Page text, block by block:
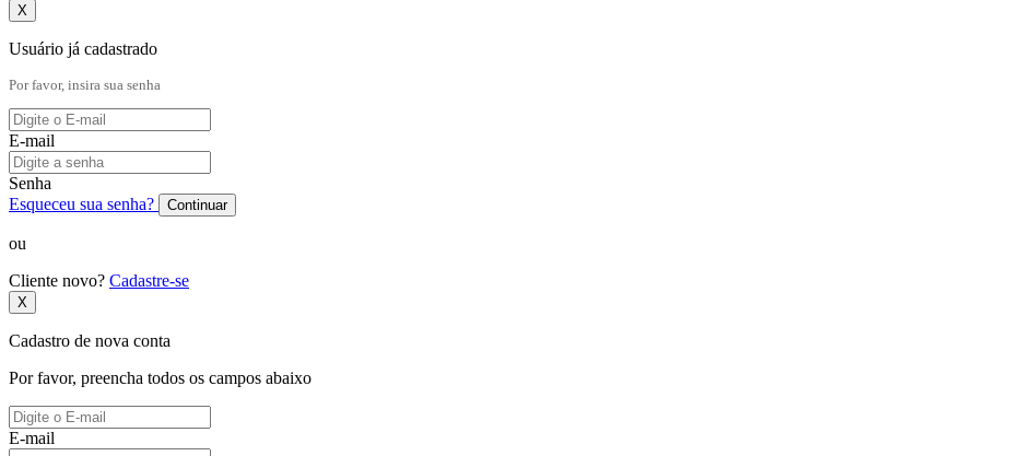
X
Usuário já cadastrado
Por favor, insira sua senha
E-mail
Senha
Esqueceu sua senha?
Continuar
ou
Cliente novo? Cadastre-se
X
Cadastro de nova conta
Por favor, preencha todos os campos abaixo
E-mail